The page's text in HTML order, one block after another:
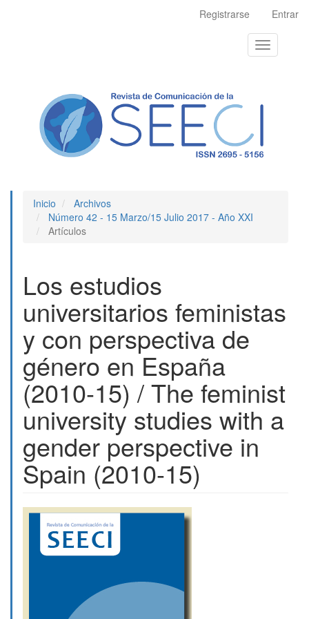
Registrarse Entrar
Toggle
navigation
Inicio
Archivos
Número 42 - 15 Marzo/15 Julio 2017 - Año XXI
Artículos
Los estudios
universitarios feministas
y con perspectiva de
género en España
(2010-15) / The feminist
university studies with a
gender perspective in
Spain (2010-15)
Barra
lateral
del